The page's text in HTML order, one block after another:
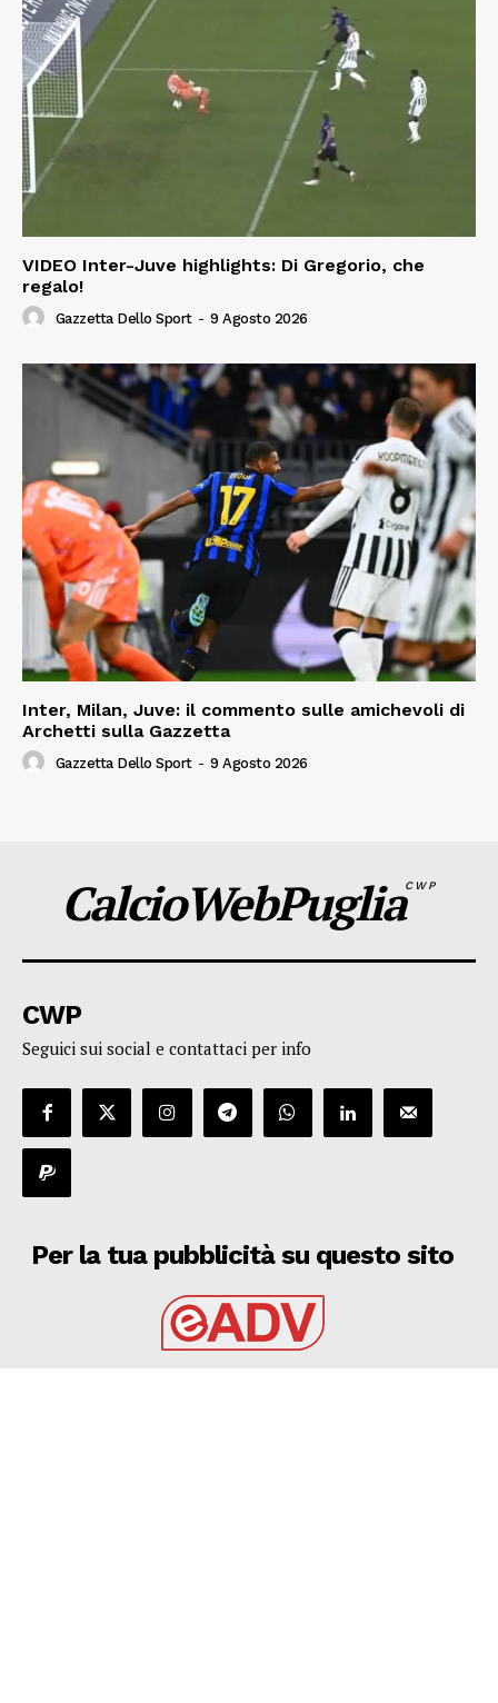
VIDEO Inter-Juve highlights: Di Gregorio, che
regalo!
Gazzetta Dello Sport - 9 Agosto 2026
Inter, Milan, Juve: il commento sulle amichevoli di
Archetti sulla Gazzetta
Gazzetta Dello Sport - 9 Agosto 2026
CalcioWebPugliaCWP
CWP
Seguici sui social e contattaci per info
Per la tua pubblicità su questo sito